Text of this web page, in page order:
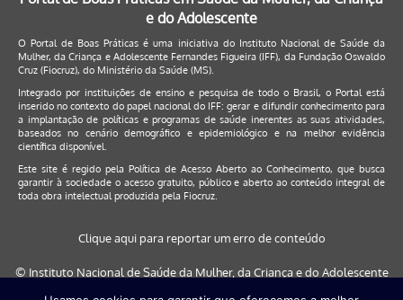
e do Adolescente
O Portal de Boas Práticas é uma iniciativa do Instituto Nacional de Saúde da
Mulher, da Criança e Adolescente Fernandes Figueira (IFF), da Fundação Oswaldo
Cruz (Fiocruz), do Ministério da Saúde (MS).
Integrado por instituições de ensino e pesquisa de todo o Brasil, o Portal está
inserido no contexto do papel nacional do IFF: gerar e difundir conhecimento para
a implantação de políticas e programas de saúde inerentes as suas atividades,
baseados no cenário demográfico e epidemiológico e na melhor evidência
científica disponível.
Este site é regido pela Política de Acesso Aberto ao Conhecimento, que busca
garantir à sociedade o acesso gratuito, público e aberto ao conteúdo integral de
toda obra intelectual produzida pela Fiocruz.
Clique aqui para reportar um erro de conteúdo
© Instituto Nacional de Saúde da Mulher, da Criança e do Adolescente